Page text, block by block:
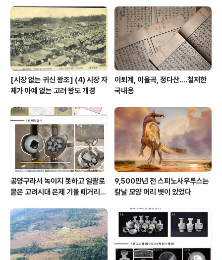
[시장 없는 귀신 왕조] (4) 시장 자
체가 아예 없는 고려 왕도 개경
이퇴계, 이율곡, 정다산....철저한
국내용
공양구라서 녹이지 못하고 일괄로
묻은 고려시대 은제 기물 떼거리로
9,500만년 전 스피노사우루스는
칼날 모양 머리 볏이 있었다